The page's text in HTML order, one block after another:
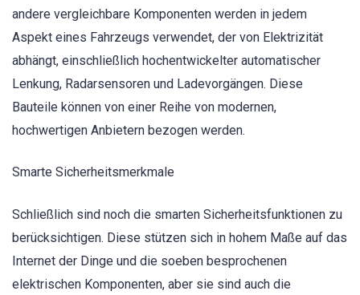
andere vergleichbare Komponenten werden in jedem
Aspekt eines Fahrzeugs verwendet, der von Elektrizität
abhängt, einschließlich hochentwickelter automatischer
Lenkung, Radarsensoren und Ladevorgängen. Diese
Bauteile können von einer Reihe von modernen,
hochwertigen Anbietern bezogen werden.
Smarte Sicherheitsmerkmale
Schließlich sind noch die smarten Sicherheitsfunktionen zu
berücksichtigen. Diese stützen sich in hohem Maße auf das
Internet der Dinge und die soeben besprochenen
elektrischen Komponenten, aber sie sind auch die